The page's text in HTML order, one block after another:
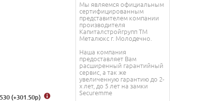
(+301.50р)
Мы являемся официальным
сертифицированным
представителем компании
производителя
Капиталстройгрупп ТМ
Металюкс г. Молодечно.
Наша компания
предоставляет Вам
расширенный гарантийный
сервис, а так же
увеличенную гарантию до 2-
х лет, до 5 лет на замки
Securemme